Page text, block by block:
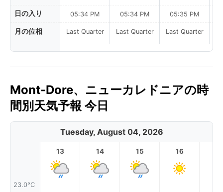
日の入り
月の位相
05:34 PM
Last Quarter
05:34 PM
Last Quarter
05:35 PM
Last Quarter
Mont-Dore、ニューカレドニアの時
間別天気予報 今日
Tuesday, August 04, 2026
23.0°C
13 14 15 16